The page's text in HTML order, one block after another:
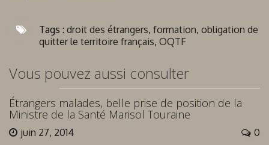
Tags : droit des étrangers, formation, obligation de
quitter le territoire français, OQTF
Vous pouvez aussi consulter
Étrangers malades, belle prise de position de la
Ministre de la Santé Marisol Touraine
juin 27, 2014 0